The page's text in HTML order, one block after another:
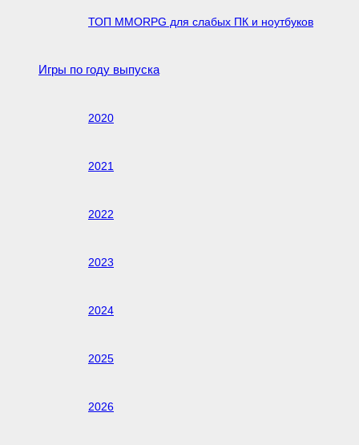
ТОП MMORPG для слабых ПК и ноутбуков
Игры по году выпуска
2020
2021
2022
2023
2024
2025
2026